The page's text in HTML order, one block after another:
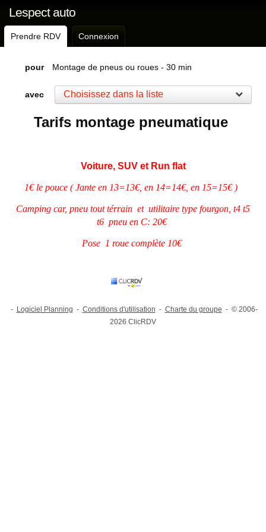
Lespect auto
Prendre RDV Connexion
pour Montage de pneus ou roues - 30 min
avec Choisissez dans la liste
Tarifs montage pneumatique
Voiture, SUV et Run flat
1€ le pouce ( Jante en 13=13€, en 14=14€, en 15=15€ )
Camping car, pneu tout térrain et utilitaire type fourgon, t4 t5
t6 pneu en C: 20€
Pose 1 roue complète 10€
- Logiciel Planning - Conditions d'utilisation - Charte du groupe - © 2006-
2026 ClicRDV